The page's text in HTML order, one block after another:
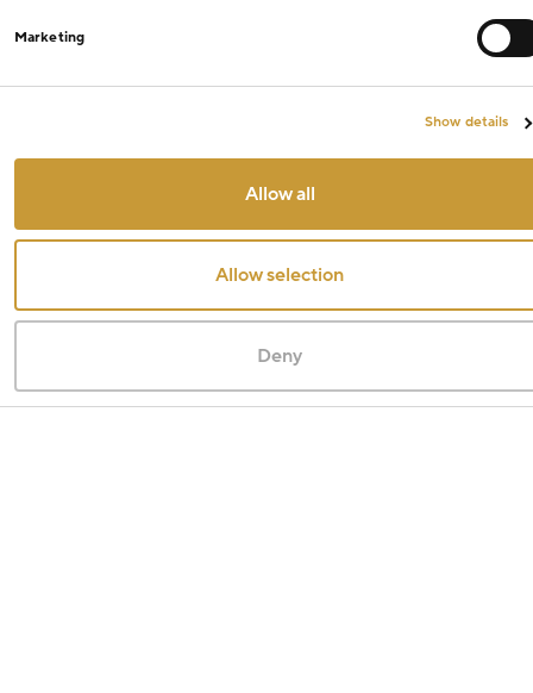
Marketing
Show details
Allow all
Allow selection
Deny